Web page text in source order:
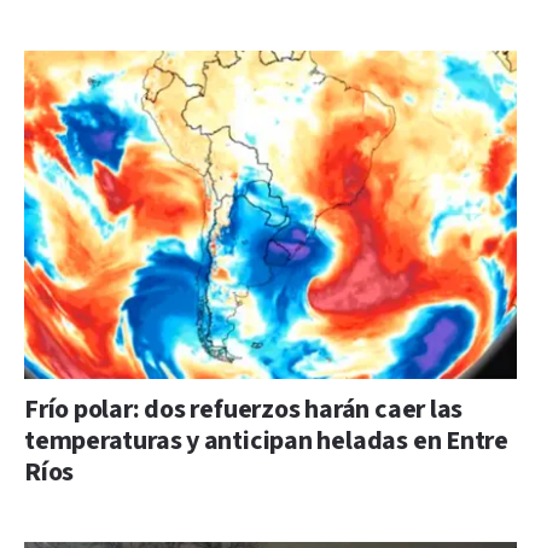
Frío polar: dos refuerzos harán caer las
temperaturas y anticipan heladas en Entre
Ríos